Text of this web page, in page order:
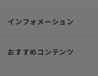
インフォメーション
おすすめコンテンツ